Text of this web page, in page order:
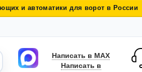
и автоматики для ворот в России
Написать в MAX
Написать в